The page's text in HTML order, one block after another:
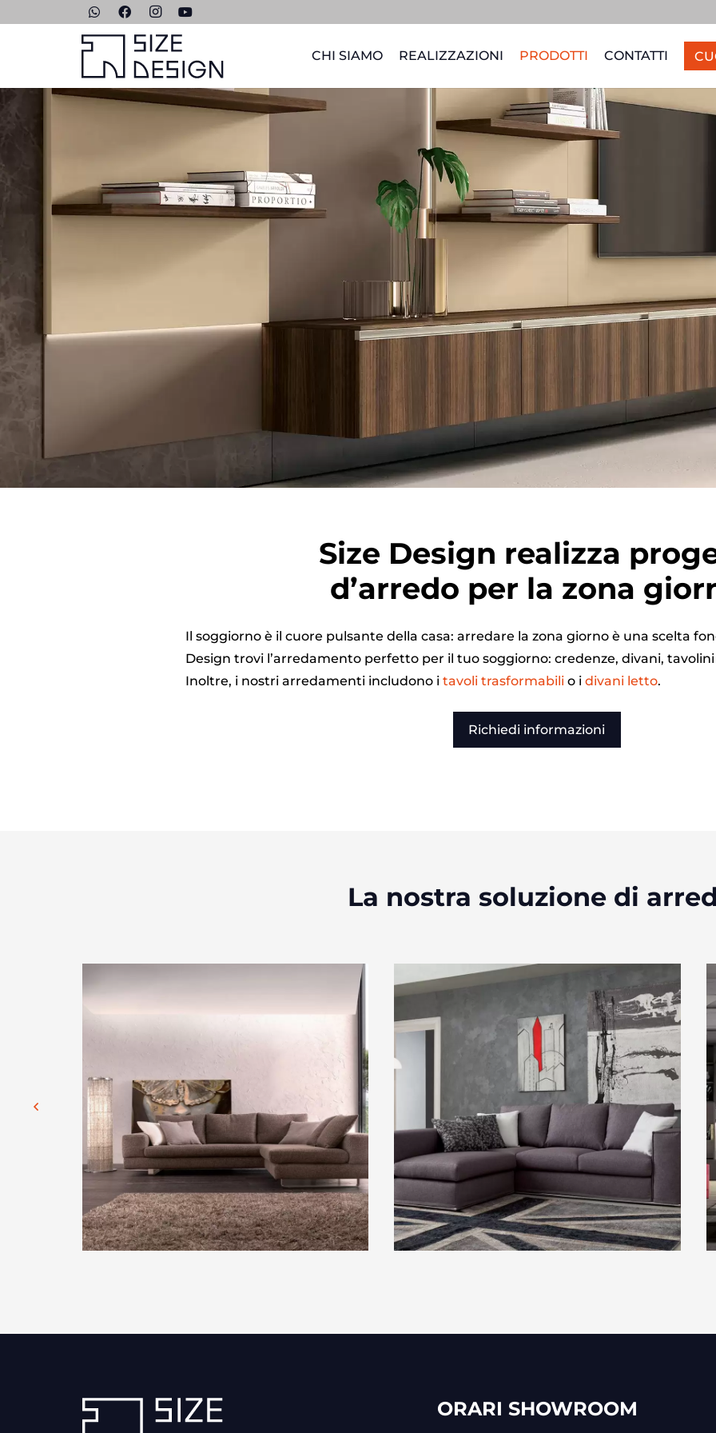
CHI SIAMO REALIZZAZIONI PRODOTTI CONTATTI
Size Design realizza
d’arredo per la zona
Il soggiorno è il cuore pulsante della casa: arredare la zona giorno è una scelta
Design trovi l’arredamento perfetto per il tuo soggiorno: credenze, divani,
Inoltre, i nostri arredamenti includono i tavoli trasformabilio i divani letto.
Richiedi informazioni
La nostra soluzione di
ORARI SHOWROOM